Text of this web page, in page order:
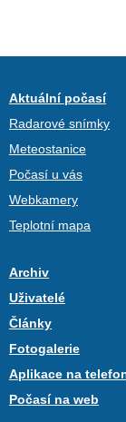
Aktuální počasí
Radarové snímky
Meteostanice
Počasí u vás
Webkamery
Teplotní mapa
Archiv
Uživatelé
Články
Fotogalerie
Aplikace na
Počasí na web